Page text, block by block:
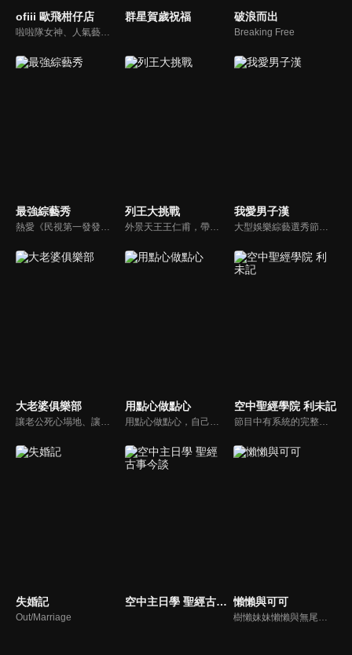
ofiii 歐飛柑仔店 群星賀歲祝福 破浪而出
Breaking Free
最強綜藝秀
熱愛《民視第一發發發》的忠實觀眾，一定要看！喜歡五花八門達人秀的網友，非追不可！愛看明星挑戰各種才藝表演的鐵粉，絕不能錯過！什麼都有，什麼都秀，請看《最強綜藝秀》！
列王大挑戰
外景天王王仁甫，帶領初出茅廬、外景界新鮮人的陳漢典攜手主持，兩人各自率領自稱膽大包天的列王藝人團，在節目中相互挑戰對方害怕的極限，集結恐懼、互整、爆笑等綜藝效果，讓觀眾看看藝人們最野生的真情流露！
我愛男子漢
大型娛樂綜藝選秀節目《我愛男子漢》強勢登場！打造全新華語男子團體！各個參賽者無不卯足全力，使出看家本領只為登上夢想殿堂！為了擄獲評審芳心，哪些參賽者會使出意想不到的絕招呢？獨家精彩內容搶先看，想知道有什麼大來賓大駕光臨？想知道有那些爆笑互動內容？
大老婆俱樂部
讓老公死心塌地、讓情場浪子甘心變成溫馴乖貓的女人們究竟有什麼驚人法寶？犀利又不失詼諧的訪談功力，加上爆炸性的辛辣話題，是您絕對不能錯過的節目。狄鶯、屈中恆聯手主持談話新節目《大老婆俱樂部》，辣媽狄鶯加上好好先生屈中恆，規劃每集都會邀請名人夫婦來討論現代婚姻的問題。
用點心做點心
用點心做點心，自己動手最開心！全台唯一以點心烘焙為主題的電視節目，邀請熱愛烘焙料理的你/妳，一起加入我們DIY各式各樣的點心。
空中聖經學院 利未記
節目中有系統的完整講解聖經真理，邀請受過解經講道訓練的老師，按著正意分解真理的道，帶領弟兄姊妹更深的了解聖經的浩瀚與偉大
失婚記
Out/Marriage
空中主日學 聖經古事今談 懶懶與可可